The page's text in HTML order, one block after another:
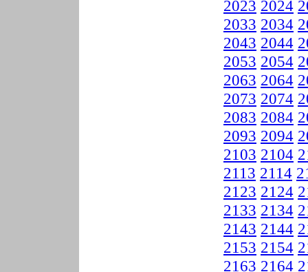
2023 2024
2033 2034
2043 2044
2053 2054
2063 2064
2073 2074
2083 2084
2093 2094
2103 2104
2113 2114
2123 2124
2133 2134
2143 2144
2153 2154
2163 2164